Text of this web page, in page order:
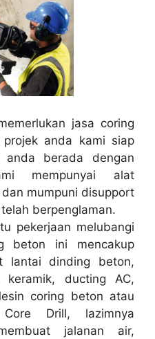
jasa coring
anda kami siap
anda berada dengan
mempunyai alat
mumpuni disupport
berpenglaman.
pekerjaan melubangi
beton ini mencakup
lantai dinding beton,
keramik, ducting AC,
coring beton atau
Drill, lazimnya
jalanan air,